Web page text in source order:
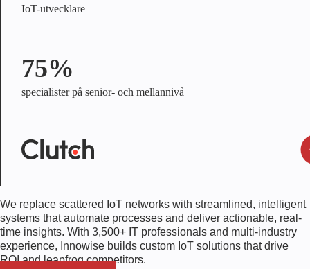
IoT-utvecklare
75%
specialister på senior- och mellannivå
We replace scattered IoT networks with streamlined, intelligent
systems that automate processes and deliver actionable, real-
time insights. With 3,500+ IT professionals and multi-industry
experience, Innowise builds custom IoT solutions that drive
ROI and leapfrog competitors.